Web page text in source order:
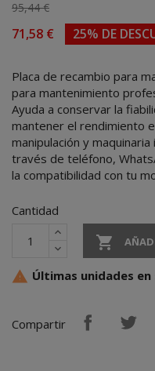
95,44 €
71,58 € 25% DE
Placa de recambio para
para mantenimiento
Ayuda a conservar la
mantener el rendimiento
manipulación y
través de teléfono,
la compatibilidad con tu
Cantidad

 Últimas unidades
Compartir